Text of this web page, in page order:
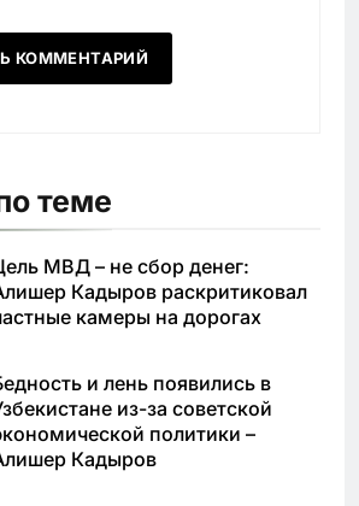
теме
МВД – не сбор денег:
Кадыров раскритиковал
камеры на дорогах
и лень появились в
из-за советской
политики –
Кадыров